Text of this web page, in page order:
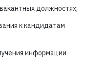
должностях;
к кандидатам
информации